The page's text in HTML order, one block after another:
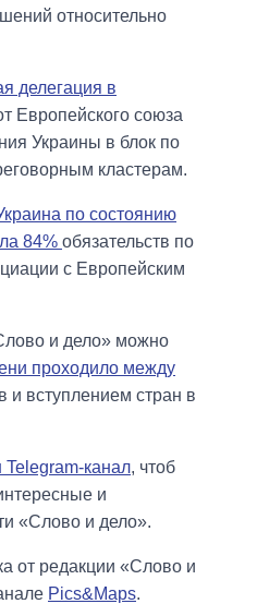
относительно
делегация в
Европейского союза
Украины в блок по
кластерам.
по состоянию
84% обязательств по
с Европейским
и дело» можно
проходило между
и вступлением стран в
канал, чтоб
и
«Слово и дело».
от редакции «Слово и
Pics&Maps.